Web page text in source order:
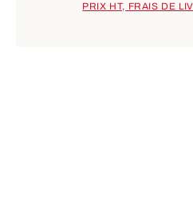
PRIX HT, FRAIS DE